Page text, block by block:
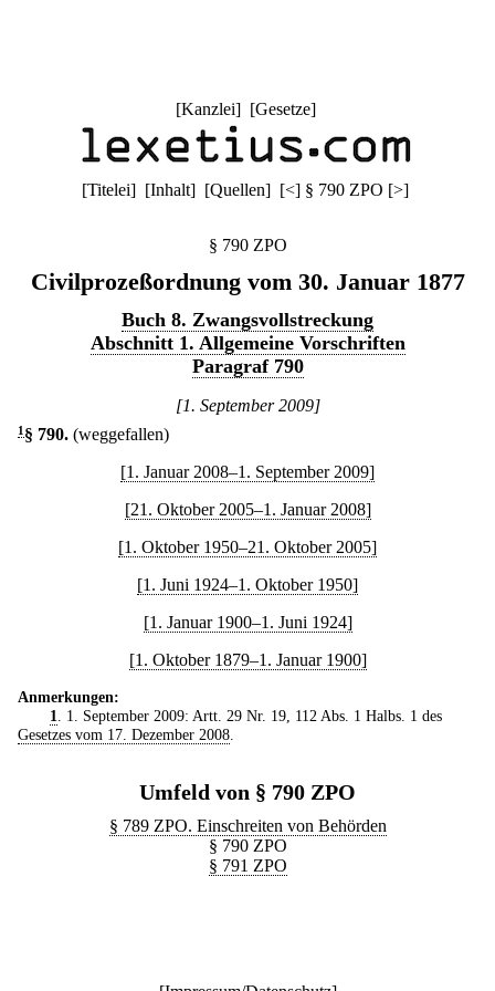
[Kanzlei] [Gesetze]
[Titelei] [Inhalt] [Quellen] [<] § 790 ZPO [>]
§ 790 ZPO
Civilprozeßordnung vom 30. Januar 1877
Buch 8. Zwangsvollstreckung
Abschnitt 1. Allgemeine Vorschriften
Paragraf 790
[1. September 2009]
1 § 790. (weggefallen)
[1. Januar 2008–1. September 2009]
[21. Oktober 2005–1. Januar 2008]
[1. Oktober 1950–21. Oktober 2005]
[1. Juni 1924–1. Oktober 1950]
[1. Januar 1900–1. Juni 1924]
[1. Oktober 1879–1. Januar 1900]
Anmerkungen:
1
. 1. September 2009: Artt. 29 Nr. 19, 112 Abs. 1 Halbs. 1 des
Gesetzes vom 17. Dezember 2008
Umfeld von § 790 ZPO
§ 789 ZPO. Einschreiten von Behörden
§ 790 ZPO
§ 791 ZPO